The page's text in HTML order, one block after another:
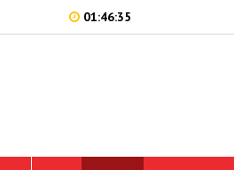
01:46:35